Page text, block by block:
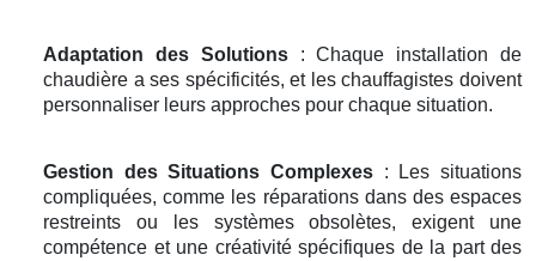
Adaptation des Solutions: Chaque installation de
chaudière a ses spécificités, et les chauffagistes doivent
personnaliser leurs approches pour chaque situation.
Gestion des Situations Complexes : Les situations
compliquées, comme les réparations dans des espaces
restreints ou les systèmes obsolètes, exigent une
compétence et une créativité spécifiques de la part des